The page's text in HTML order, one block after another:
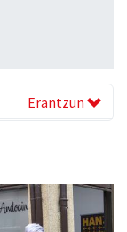
Erantzun